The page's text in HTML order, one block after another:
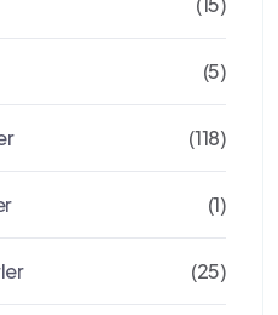
(5)
(118)
(1)
(25)